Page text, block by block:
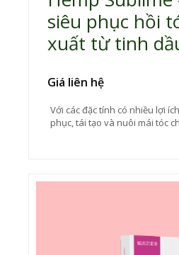
siêu phục hồi
xuất từ tinh
Giá liên hệ
Với các đặc tính có nhiều lợi
phục, tái tạo và nuôi mái tóc